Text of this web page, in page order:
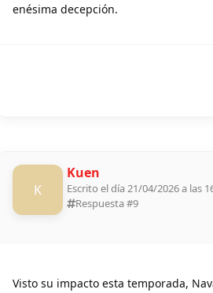
enésima decepción.
K
Kuen
Escrito el día 21/04/2026 a las
Respuesta #9
Visto su impacto esta temporada,